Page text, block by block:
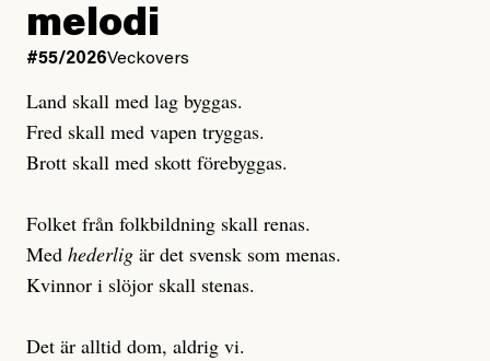
Uppdaterad6 August, 2026
Uppdaterad3 August, 2026
melodi
#55/2026Veckovers
Land skall med lag byggas.
Fred skall med vapen tryggas.
Brott skall med skott förebyggas.
Folket från folkbildning skall renas.
Med hederlig är det svensk som menas.
Kvinnor i slöjor skall stenas.
Det är alltid dom, aldrig vi.